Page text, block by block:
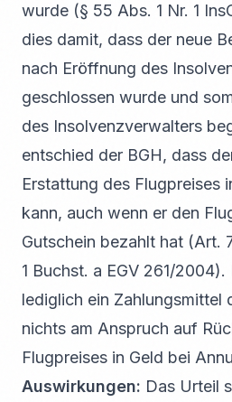
wurde (§ 55 Abs. 1 Nr. 1
dies damit, dass der neue
nach Eröffnung des
geschlossen wurde und
des Insolvenzverwalters
entschied der BGH, dass
Erstattung des Flugpreises
kann, auch wenn er den
Gutschein bezahlt hat (Art.
1 Buchst. a EGV 261/
lediglich ein Zahlungsmittel
nichts am Anspruch auf
Flugpreises in Geld bei
Auswirkungen: Das Urteil